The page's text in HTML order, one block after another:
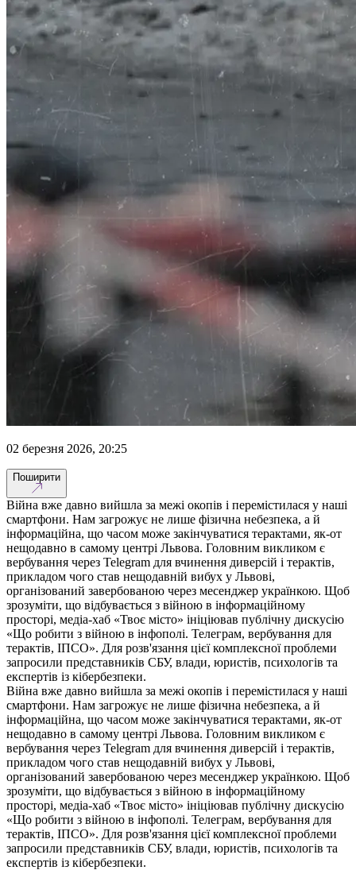
02 березня 2026, 20:25
Поширити
Війна вже давно вийшла за межі окопів і перемістилася у наші
смартфони. Нам загрожує не лише фізична небезпека, а й
інформаційна, що часом може закінчуватися терактами, як-от
нещодавно в самому центрі Львова. Головним викликом є
вербування через Telegram для вчинення диверсій і терактів,
прикладом чого став нещодавній вибух у Львові,
організований завербованою через месенджер українкою. Щоб
зрозуміти, що відбувається з війною в інформаційному
просторі, медіа-хаб «Твоє місто» ініціював публічну дискусію
«Що робити з війною в інфополі. Телеграм, вербування для
терактів, ІПСО». Для розв'язання цієї комплексної проблеми
запросили представників СБУ, влади, юристів, психологів та
експертів із кібербезпеки.
Війна вже давно вийшла за межі окопів і перемістилася у наші
смартфони. Нам загрожує не лише фізична небезпека, а й
інформаційна, що часом може закінчуватися терактами, як-от
нещодавно в самому центрі Львова. Головним викликом є
вербування через Telegram для вчинення диверсій і терактів,
прикладом чого став нещодавній вибух у Львові,
організований завербованою через месенджер українкою. Щоб
зрозуміти, що відбувається з війною в інформаційному
просторі, медіа-хаб «Твоє місто» ініціював публічну дискусію
«Що робити з війною в інфополі. Телеграм, вербування для
терактів, ІПСО». Для розв'язання цієї комплексної проблеми
запросили представників СБУ, влади, юристів, психологів та
експертів із кібербезпеки.